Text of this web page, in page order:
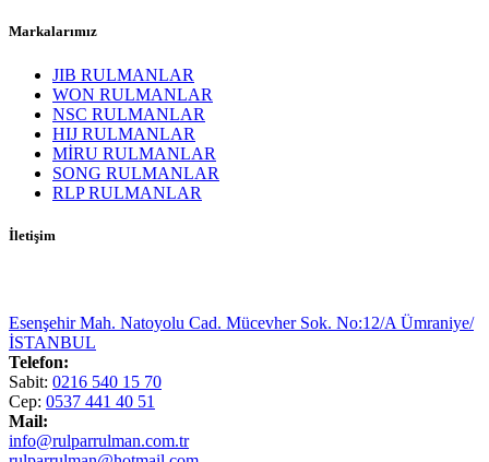
Markalarımız
JIB RULMANLAR
WON RULMANLAR
NSC RULMANLAR
HIJ RULMANLAR
MİRU RULMANLAR
SONG RULMANLAR
RLP RULMANLAR
İletişim
Esenşehir Mah. Natoyolu Cad. Mücevher Sok. No:12/A Ümraniye/
İSTANBUL
Telefon:
Sabit: 0216 540 15 70
Cep: 0537 441 40 51
Mail:
info@rulparrulman.com.tr